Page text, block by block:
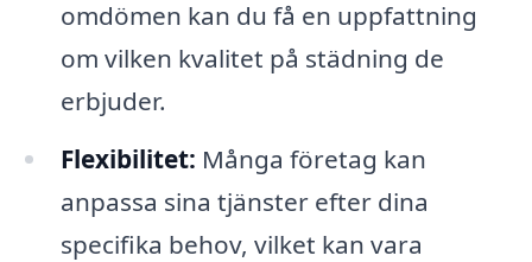
omdömen kan du få en uppfattning
om vilken kvalitet på städning de
erbjuder.
Flexibilitet: Många företag kan
anpassa sina tjänster efter dina
specifika behov, vilket kan vara